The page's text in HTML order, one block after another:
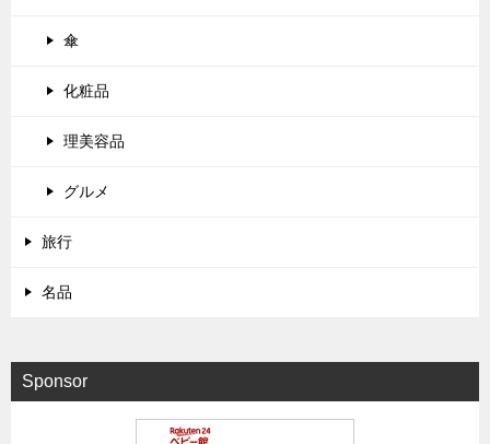
傘
化粧品
理美容品
グルメ
旅行
名品
Sponsor